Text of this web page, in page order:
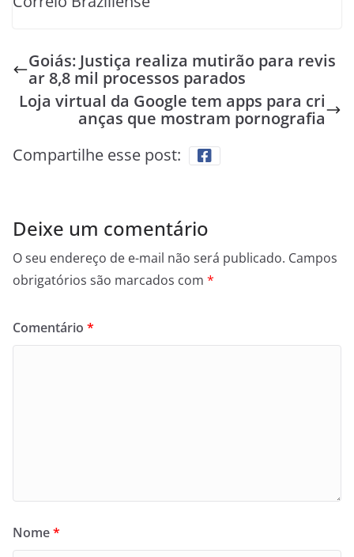
Goiás: Justiça realiza mutirão para revis
ar 8,8 mil processos parados
Loja virtual da Google tem apps para cri
anças que mostram pornografia
Compartilhe esse post:
Deixe um comentário
O seu endereço de e-mail não será publicado. Campos
obrigatórios são marcados com *
Comentário *
Nome*